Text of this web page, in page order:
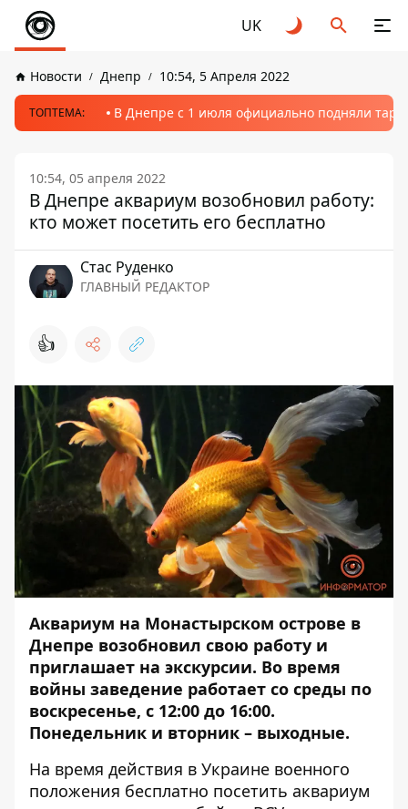
UK
Новости Днепр 10:54, 5 Апреля 2022
ТОПТЕМА: В Днепре с 1 июля официально подняли
10:54, 05 апреля 2022
В Днепре аквариум возобновил работу:
кто может посетить его бесплатно
Стаc Руденко
ГЛАВНЫЙ РЕДАКТОР
👍
Аквариум на Монастырском острове в
Днепре возобновил свою работу и
приглашает на экскурсии. Во время
войны заведение работает со среды по
воскресенье, с 12:00 до 16:00.
Понедельник и вторник – выходные.
На время действия в Украине военного
положения бесплатно посетить аквариум